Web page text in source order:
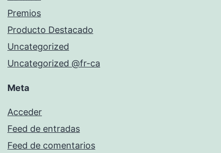
Premios
Producto Destacado
Uncategorized
Uncategorized @fr-ca
Meta
Acceder
Feed de entradas
Feed de comentarios